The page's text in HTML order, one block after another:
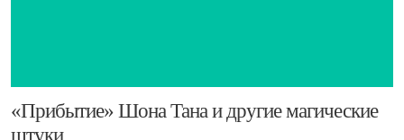
​«Прибытие» Шона Тана и другие магические
штуки